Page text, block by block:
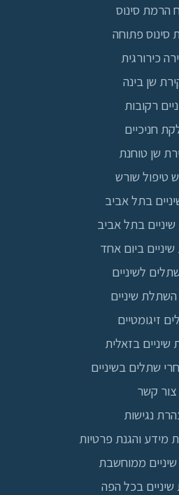
הרמת סינוס
סינוס פתוחה
כירורגית
שן בינה
רקובות
חניכיים
שן טוחנת
טיפול שורש
בתל אביב
בתל אביב
ביום אחד
לשיניים
שיניים
זיגומטיים
בזאלית
שתלים בשיניים
צור קשר
נגישות
מידע והגנת פרטיות
ממוחשבת
בכל הפה